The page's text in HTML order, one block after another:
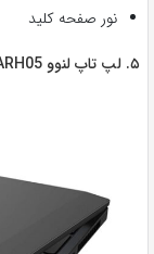
نور صفحه کلید
۵. لپ تاپ لنوو IdeaPad Gaming 3 15ARH05